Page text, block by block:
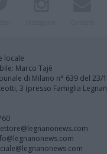
locale
Marco Tajè
di Milano n° 639 del 23/
3 (presso Famiglia